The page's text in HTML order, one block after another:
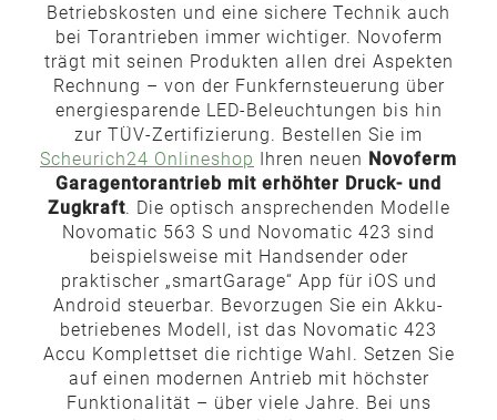
Betriebskosten und eine sichere Technik auch
bei Torantrieben immer wichtiger. Novoferm
trägt mit seinen Produkten allen drei Aspekten
Rechnung – von der Funkfernsteuerung über
energiesparende LED-Beleuchtungen bis hin
zur TÜV-Zertifizierung. Bestellen Sie im
Scheurich24 Onlineshop Ihren neuen Novoferm
Garagentorantrieb mit erhöhter Druck- und
Zugkraft. Die optisch ansprechenden Modelle
Novomatic 563 S und Novomatic 423 sind
beispielsweise mit Handsender oder
praktischer „smartGarage“ App für iOS und
Android steuerbar. Bevorzugen Sie ein Akku-
betriebenes Modell, ist das Novomatic 423
Accu Komplettset die richtige Wahl. Setzen Sie
auf einen modernen Antrieb mit höchster
Funktionalität – über viele Jahre. Bei uns